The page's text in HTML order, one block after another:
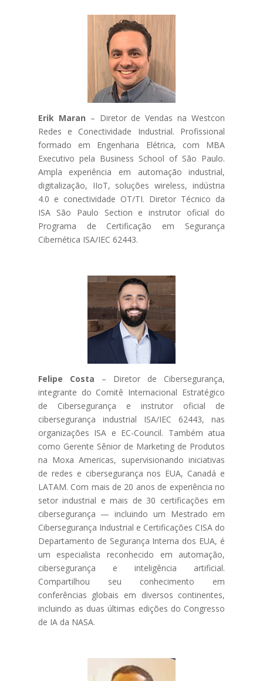
Erik Maran – Diretor de Vendas na Westcon
Redes e Conectividade Industrial. Profissional
formado em Engenharia Elétrica, com MBA
Executivo pela Business School of São Paulo.
Ampla experiência em automação industrial,
digitalização, IIoT, soluções wireless, indústria
4.0 e conectividade OT/TI. Diretor Técnico da
ISA São Paulo Section e instrutor oficial do
Programa de Certificação em Segurança
Cibernética ISA/IEC 62443.
Felipe Costa – Diretor de Cibersegurança,
integrante do Comitê Internacional Estratégico
de Cibersegurança e instrutor oficial de
cibersegurança industrial ISA/IEC 62443, nas
organizações ISA e EC-Council. Também atua
como Gerente Sênior de Marketing de Produtos
na Moxa Americas, supervisionando iniciativas
de redes e cibersegurança nos EUA, Canadá e
LATAM. Com mais de 20 anos de experiência no
setor industrial e mais de 30 certificações em
cibersegurança — incluindo um Mestrado em
Cibersegurança Industrial e Certificações CISA do
Departamento de Segurança Interna dos EUA, é
um especialista reconhecido em automação,
cibersegurança e inteligência artificial.
Compartilhou seu conhecimento em
conferências globais em diversos continentes,
incluindo as duas últimas edições do Congresso
de IA da NASA.